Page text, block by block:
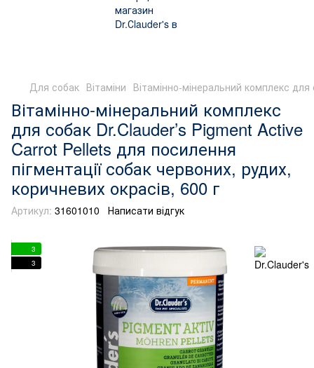
Для собак Вітаміни Вітамінно-мінеральний комплекс
Вітамінно-мінеральний комплекс
для собак Dr.Clauder’s Pigment Active
Carrot Pellets для посилення
пігментації собак червоних, рудих,
коричневих окрасів, 600 г
Артикул: 31601010 Написати відгук
3
3